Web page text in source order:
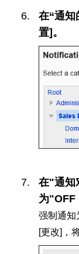
在“通知
置]。
在"通知
为"OFF
强制通知
[更改]，